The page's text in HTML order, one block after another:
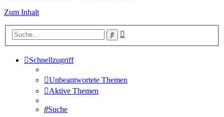
Zum Inhalt
Suche
Schnellzugriff
Unbeantwortete Themen
Aktive Themen
Suche